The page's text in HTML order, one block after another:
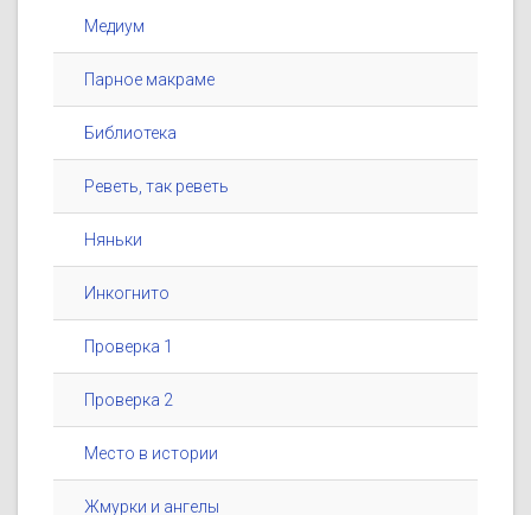
Медиум
Парное макраме
Библиотека
Реветь, так реветь
Няньки
Инкогнито
Проверка 1
Проверка 2
Место в истории
Жмурки и ангелы